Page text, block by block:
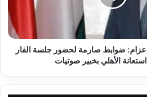
ضوابط صارمة لحضور جلسة الفار
الأهلي بخبير صوتيات